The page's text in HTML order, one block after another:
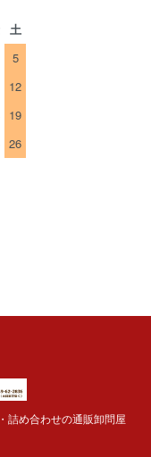
土
5
12
19
26
詰め合わせの通販卸問屋